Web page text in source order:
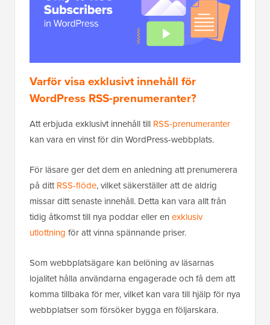
Varför visa exklusivt innehåll för
WordPress RSS-prenumeranter?
Att erbjuda exklusivt innehåll till RSS-prenumeranter
kan vara en vinst för din WordPress-webbplats.
För läsare ger det dem en anledning att prenumerera
på dittRSS-flöde, vilket säkerställer att de aldrig
missar ditt senaste innehåll. Detta kan vara allt från
tidig åtkomst till nya poddar eller en exklusiv
utlottning för att vinna spännande priser.
Som webbplatsägare kan belöning av läsarnas
lojalitet hålla användarna engagerade och få dem att
komma tillbaka för mer, vilket kan vara till hjälp för nya
webbplatser som försöker bygga en följarskara.